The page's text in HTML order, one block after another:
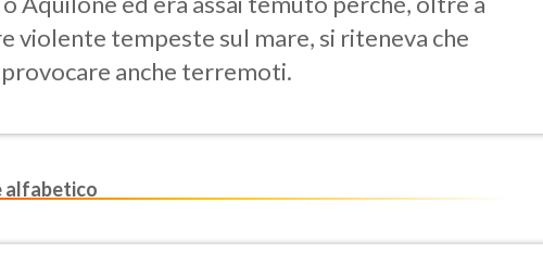
violente tempeste sul mare, si riteneva che
anche terremoti.
alfabetico